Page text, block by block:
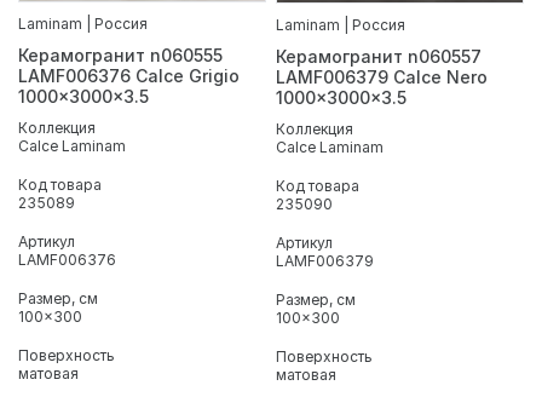
Laminam | Россия
Керамогранит n060555
LAMF006376 Calce Grigio
1000x3000x3.5
Коллекция
Calce Laminam
Код товара
235089
Артикул
LAMF006376
Размер, см
100x300
Поверхность
матовая
Laminam | Россия
Керамогранит n060557
LAMF006379 Calce Nero
1000x3000x3.5
Коллекция
Calce Laminam
Код товара
235090
Артикул
LAMF006379
Размер, см
100x300
Поверхность
матовая